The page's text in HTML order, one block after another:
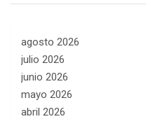
agosto 2026
julio 2026
junio 2026
mayo 2026
abril 2026